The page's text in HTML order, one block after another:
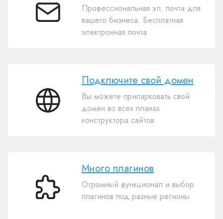
Эл.
Профессиональная эл. почта для
вашего бизнеса. Бесплатная
электронная почта
Подключите
Подключите свой домен
Вы можете припарковать свой
домен во всех планах
конструктора сайтов
Много
Много плагинов
Огромный функционал и выбор
плагинов под разные регионы